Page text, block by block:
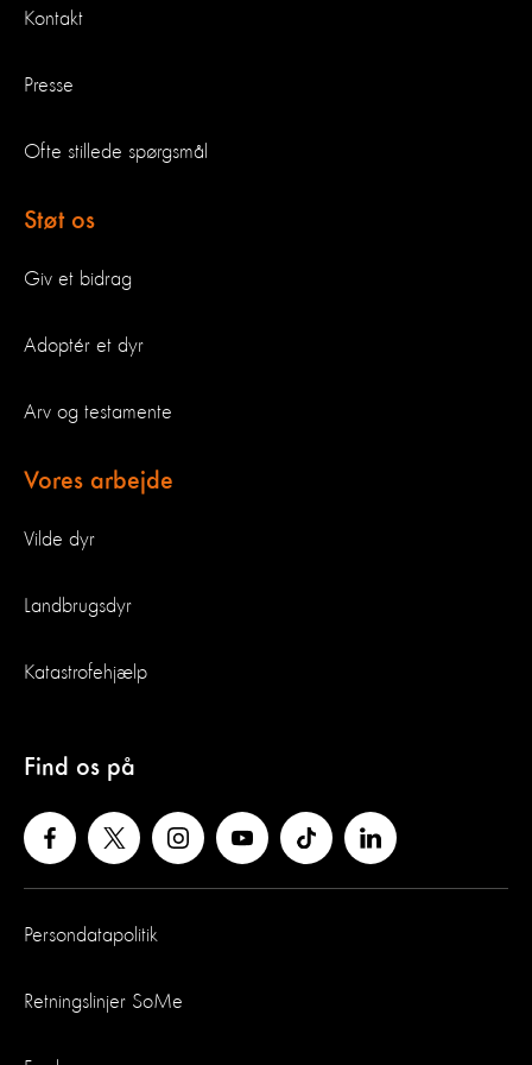
Kontakt
Presse
Ofte stillede spørgsmål
Støt os
Giv et bidrag
Adoptér et dyr
Arv og testamente
Vores arbejde
Vilde dyr
Landbrugsdyr
Katastrofehjælp
Find os på
Persondatapolitik
Retningslinjer SoMe